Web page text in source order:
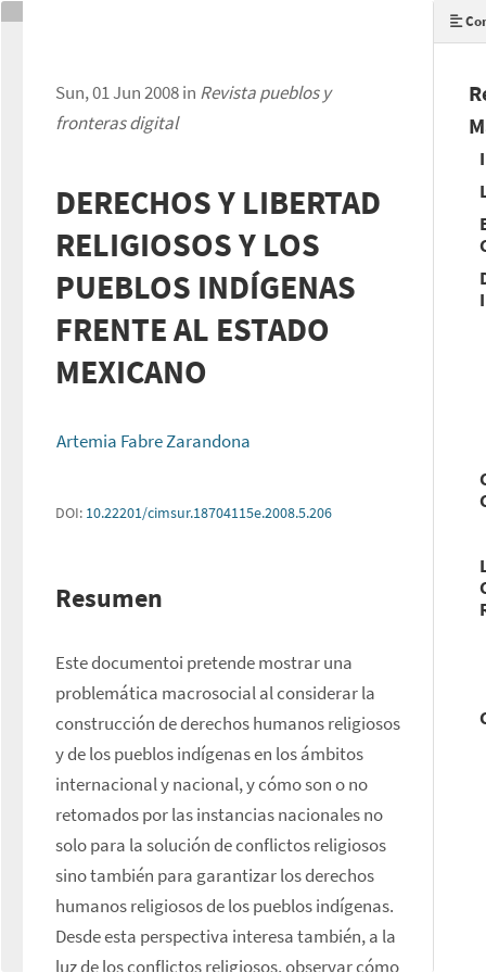
Sun, 01 Jun 2008 in Revista pueblos y
fronteras digital
DERECHOS Y LIBERTAD
RELIGIOSOS Y LOS
PUEBLOS INDÍGENAS
FRENTE AL ESTADO
MEXICANO
Artemia Fabre Zarandona
DOI: 10.22201/cimsur.18704115e.2008.5.206
Resumen
Este documentoi pretende mostrar una
problemática macrosocial al considerar la
construcción de derechos humanos religiosos
y de los pueblos indígenas en los ámbitos
internacional y nacional, y cómo son o no
retomados por las instancias nacionales no
solo para la solución de conflictos religiosos
sino también para garantizar los derechos
humanos religiosos de los pueblos indígenas.
Desde esta perspectiva interesa también, a la
luz de los conflictos religiosos, observar cómo